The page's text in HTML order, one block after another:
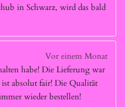
in Schwarz, wird das bald
Vor einem Monat
habe! Die Lieferung war
absolut fair! Die Qualität
wieder bestellen!